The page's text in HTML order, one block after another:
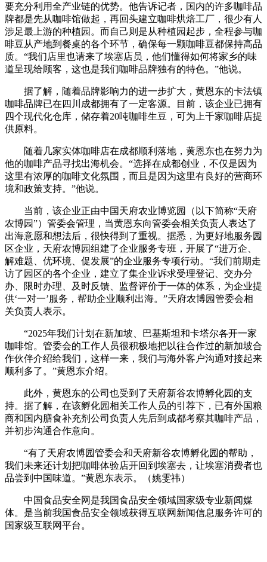
要充分利用全产业链的优势。他告诉记者，国内的许多咖啡品
牌都是先从咖啡馆做起，再回头建立咖啡烘焙工厂，很少有人
涉足最上游的种植园。而自己则是从种植园起步，全程参与咖
啡豆从产地到餐桌的各个环节，确保每一颗咖啡豆都保持高品
质。“我们店里也请来了埃塞店员，他们懂得如何将家乡的味
道呈现给顾客，这也是我们咖啡品牌独有的特色。”他说。
据了解，随着品牌影响力的进一步扩大，黄恩东的卡法镇
咖啡品牌已在四川成都拥有了一定客源。目前，该企业已拥有
四个现代化仓库，储存着20吨咖啡生豆，可为上千家咖啡店提
供原料。
随着几家实体咖啡店在成都顺利落地，黄恩东也在努力为
他的咖啡产品寻找出海机会。“选择在成都创业，不仅是因为
这里有浓厚的咖啡文化氛围，而且是因为这里有良好的营商环
境和政策支持。”他说。
当前，该企业正由中国天府农业博览园（以下简称“天府
农博园”）管委会管理，当黄恩东向管委会相关负责人表达了
出海意愿和想法后，很快得到了重视。据悉，为更好地服务园
区企业，天府农博园组建了企业服务专班，开展了“进万企、
解难题、优环境、促发展”的企业服务专项行动。“我们前期走
访了园区的各个企业，建立了集企业诉求受理登记、交办分
办、限时办理、及时反馈、监督评价于一体的体系，为企业提
供‘一对一’服务，帮助企业顺利出海。”天府农博园管委会相
关负责人表示。
“2025年我们计划在新加坡、巴基斯坦和卡塔尔各开一家
咖啡馆。管委会的工作人员很积极地把以往合作过的新加坡合
作伙伴介绍给我们，这样一来，我们与海外客户沟通对接起来
顺利多了。”黄恩东介绍。
此外，黄恩东的公司也受到了天府新谷农博孵化园的支
持。据了解，在该孵化园相关工作人员的引荐下，已有外国粮
商和国内膳食补充剂公司负责人先后到成都考察其咖啡产品，
并初步沟通合作意向。
“有了天府农博园管委会和天府新谷农博孵化园的帮助，
我们未来还计划把咖啡体验店开回到埃塞去，让埃塞消费者也
品尝到中国味道。”黄恩东表示。（姚雯祎）
中国食品安全网是我国食品安全领域国家级专业新闻媒
体。是当前我国食品安全领域获得互联网新闻信息服务许可的
国家级互联网平台。